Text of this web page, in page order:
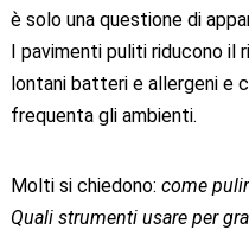
è solo una questione di
I pavimenti puliti riducono il
lontani batteri e allergeni e
frequenta gli ambienti.
Molti si chiedono: come
Quali strumenti usare per